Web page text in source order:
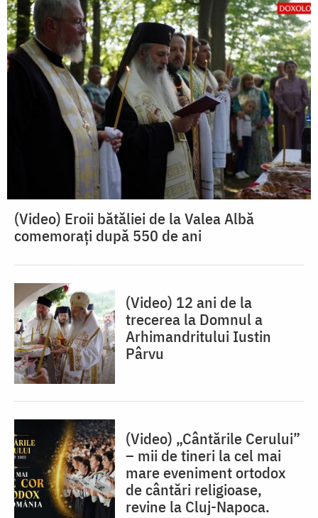
(Video) Eroii bătăliei de la Valea Albă
comemorați după 550 de ani
(Video) 12 ani de la
trecerea la Domnul a
Arhimandritului Iustin
Pârvu
(Video) „Cântările Cerului”
– mii de tineri la cel mai
mare eveniment ortodox
de cântări religioase,
revine la Cluj-Napoca.